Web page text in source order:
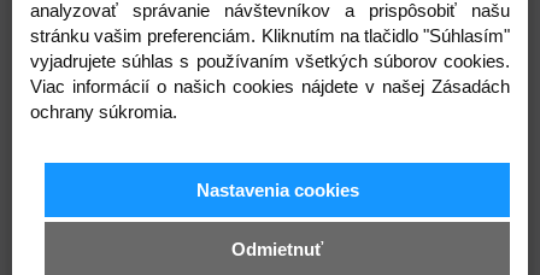
2,09
€
0,05
€
Bambulka mix farieb Ø8 a 10
analyzovať správanie návštevníkov a prispôsobiť našu
stránku vašim preferenciám. Kliknutím na tlačidlo "Súhlasím"
vyjadrujete súhlas s používaním všetkých súborov cookies.
Viac informácií o našich cookies nájdete v našej Zásadách
ochrany súkromia.
Nastavenia cookies
Odmietnuť